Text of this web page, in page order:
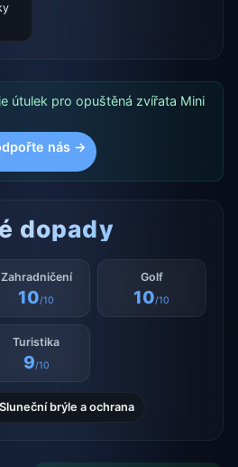
útulek pro opuštěná zvířata Mini
nás →
dopady
Zahradničení
10/10
Golf
10/10
Turistika
9/10
Sluneční brýle a ochrana